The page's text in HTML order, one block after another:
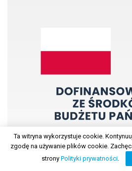
Ta witryna wykorzystuje cookie.
zgodę na używanie plików cookie.
strony Polityki prywatności.